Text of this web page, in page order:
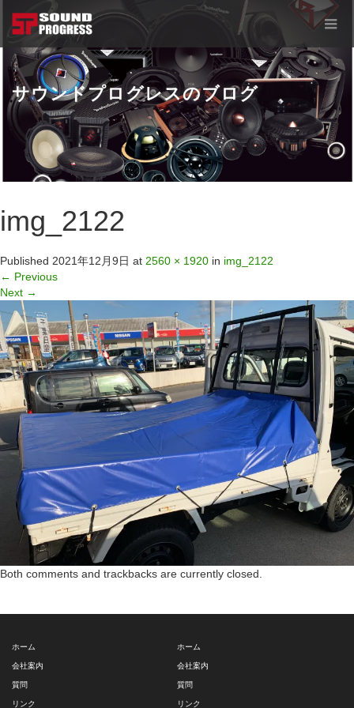
サウンドプログレスのブログ
img_2122
Published 2021年12月9日 at 2560 × 1920 in img_2122
← Previous
Next →
Both comments and trackbacks are currently closed.
ホーム
会社案内
質問
リンク
ホーム
会社案内
質問
リンク